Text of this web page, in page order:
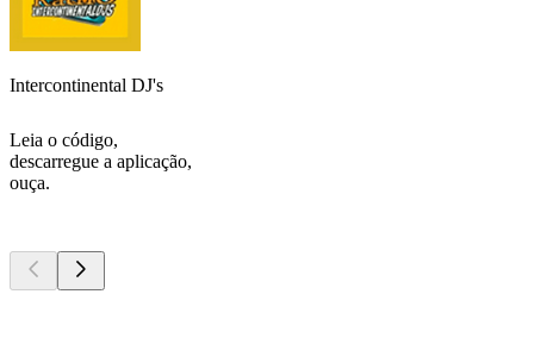
Intercontinental DJ's
Leia o código,
descarregue a aplicação,
ouça.